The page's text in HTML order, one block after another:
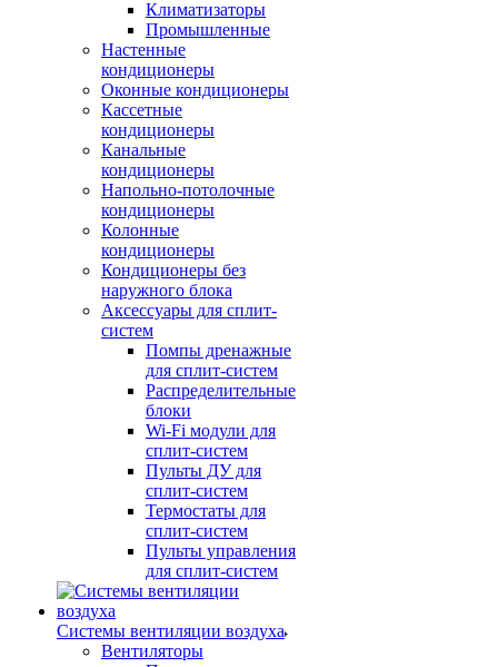
Климатизаторы
Промышленные
Настенные
кондиционеры
Оконные кондиционеры
Кассетные
кондиционеры
Канальные
кондиционеры
Напольно-потолочные
кондиционеры
Колонные
кондиционеры
Кондиционеры без
наружного блока
Аксессуары для сплит-
систем
Помпы дренажные
для сплит-систем
Распределительные
блоки
Wi-Fi модули для
сплит-систем
Пульты ДУ для
сплит-систем
Термостаты для
сплит-систем
Пульты управления
для сплит-систем
Системы вентиляции воздуха
Вентиляторы